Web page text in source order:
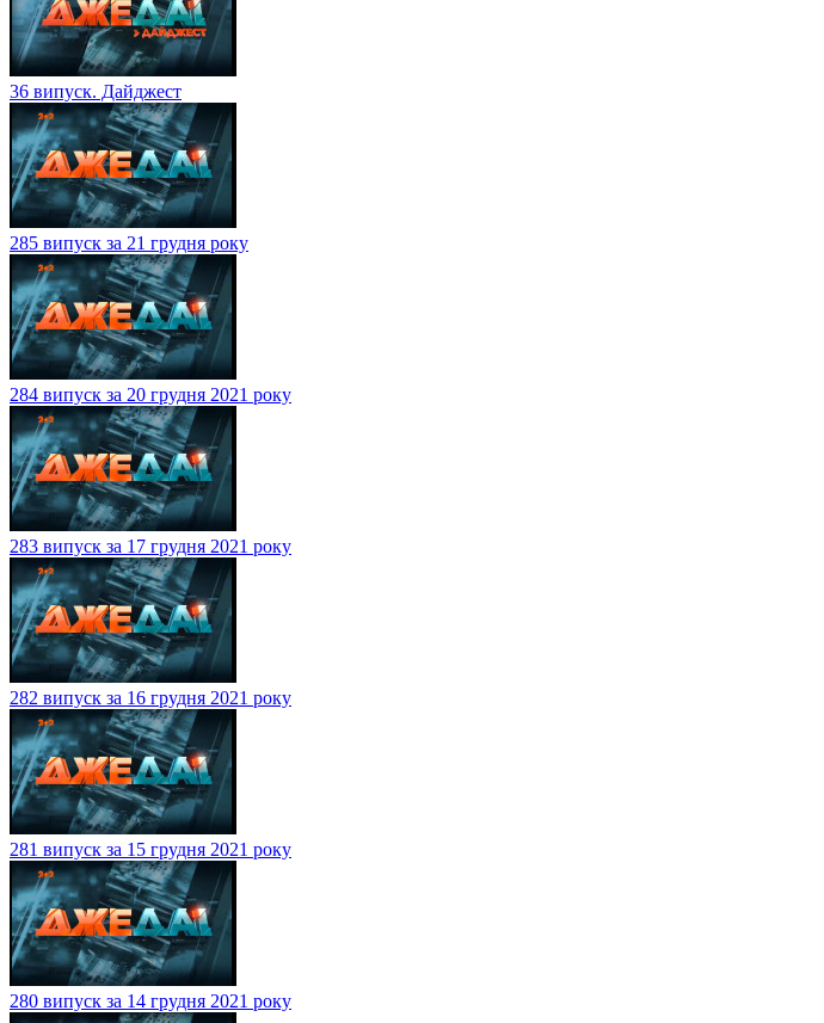
36 випуск. Дайджест
285 випуск за 21 грудня року
284 випуск за 20 грудня 2021 року
283 випуск за 17 грудня 2021 року
282 випуск за 16 грудня 2021 року
281 випуск за 15 грудня 2021 року
280 випуск за 14 грудня 2021 року